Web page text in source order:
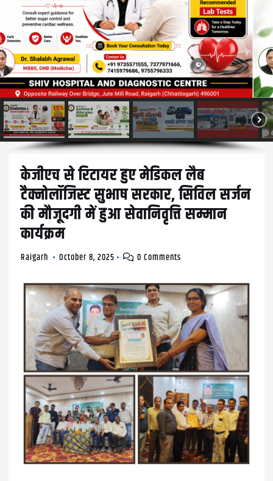
केजीएच से रिटायर हुए मेडिकल लैब
टैक्नोलॉजिस्ट सुभाष सरकार, सिविल सर्जन
की मौजूदगी में हुआ सेवानिवृत्ति सम्मान
कार्यक्रम
Raigarh October 8, 2025 0 Comments